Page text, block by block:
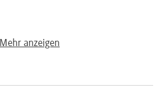
Mehr anzeigen